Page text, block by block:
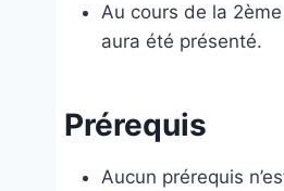
Au cours de la
aura été présenté.
Prérequis
Aucun prérequis